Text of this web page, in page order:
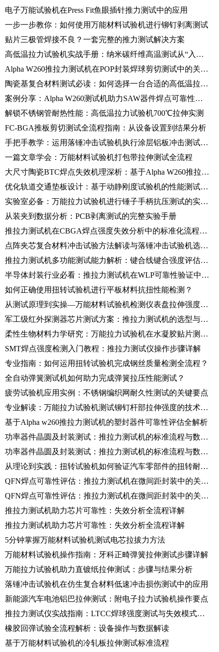
电子万能试验机在Press Fit鱼眼插针推力测试中的应用
一步一步教你：如何使用万能材料试验机进行铆钉剥离测试
贴片三极管焊接不良？一套完整的推力测试解决方案
高低温拉力试验机实战手册：纳米碳纤维高温测试从“入门”到“精通”
Alpha W260推拉力测试机在POP封装焊球剪切测试中的关键应用与操作流程
陶瓷基复合材料测试必读：如何选择一台合适的高低温拉力试验机？
案例分享：Alpha W260测试机助力SAW器件焊点可靠性测试
解锁不锈钢管耐热性能：高低温拉力试验机700℃拉伸实测
FC-BGA推板剪切测试全流程指南：从设备设置到结果分析
手把手教学：运用落锤冲击试验机执行涂层铝板冲击测试的规范流程
一篇文章学会：万能材料试验机打包带拉伸测试全流程
大尺寸陶瓷BTC焊点失效机理深析：基于Alpha W260推拉力测试机的应用与操作
优化轨道交通垫板设计：基于动静刚度试验机的性能测试与分析
实验室必备：万能拉力试验机进行锤子手柄抗压测试的实操指南
从装夹到数据分析：PCB剥离测试的完整实验手册
推拉力测试机在CBGA焊点强度失效分析中的标准化流程与实践
点阵夹芯复合材料冲击试验方法解读与落锤冲击试验机选型指南
推拉力测试机多功能测试能力解析：键合线键合强度评估的标准化流程
半导体封装行业必看：推拉力测试机在WLP可靠性验证中的关键应用
如何正确使用扭转试验机进行平板材料抗扭性能检测？
从测试原理到实操—万能材料试验机检测仪表盘拉伸强度的完整方案
军工级红外探测器芯片测试方案：推拉力测试机的选型与应用
柔性生物材料力学研究：万能拉力试验机在水凝胶贴片测试中的应用
SMT焊点强度检测入门教程：推拉力测试仪操作步骤详解
专业指南：如何运用扭转试验机完成钢丝质量检测全流程？
全自动弹簧测试机如何助力完成弹簧拉压性能测试？
疲劳试验机应用实例：不锈钢编织网耐久性测试的关键要点
专业解读：万能拉力试验机测试铆钉杆部拉伸强度的技术要点
基于Alpha w260推拉力测试机的塑封器件可靠性评估全解析
功率器件晶圆及封装测试：推拉力测试机的标准流程与数据解读
功率器件晶圆及封装测试：推拉力测试机的标准流程与数据解读
从理论到实践：扭转试验机如何验证汽车零部件的扭转耐久性？
QFN焊点可靠性评估：推拉力测试机在微间距封装中的关键应用
QFN焊点可靠性评估：推拉力测试机在微间距封装中的关键应用
推拉力测试机助力芯片可靠性：失效分析全流程详解
推拉力测试机助力芯片可靠性：失效分析全流程详解
5分钟掌握万能材料试验机测试电芯拉拔力方法
万能材料试验机操作指南：牙科正畸弹簧拉伸测试步骤详解
万能拉力试验机助力直镀纸拉伸测试：步骤与结果分析
落锤冲击试验机在仿生复合材料低速冲击损伤测试中的应用
新能源汽车电池铝巴拉伸测试：附电子拉力试验机操作要点
推拉力测试仪实战指南：LTCC焊球强度测试与失效模式研究
橡胶回弹试验全流程解析：设备操作与数据解读
基于万能材料试验机的冷轧板拉伸测试标准流程